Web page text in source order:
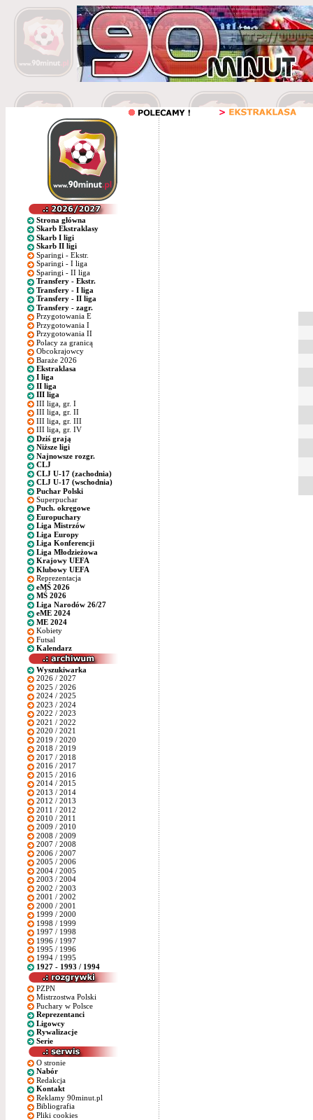
Strona główna
Skarb Ekstraklasy
Skarb I ligi
Skarb II ligi
Sparingi - Ekstr.
Sparingi - I liga
Sparingi - II liga
Transfery - Ekstr.
Transfery - I liga
Transfery - II liga
Transfery - zagr.
Przygotowania E
Przygotowania I
Przygotowania II
Polacy za granicą
Obcokrajowcy
Baraże 2026
Ekstraklasa
I liga
II liga
III liga
III liga, gr. I
III liga, gr. II
III liga, gr. III
III liga, gr. IV
Dziś grają
Niższe ligi
Najnowsze rozgr.
CLJ
CLJ U-17 (zachodnia)
CLJ U-17 (wschodnia)
Puchar Polski
Superpuchar
Puch. okręgowe
Europuchary
Liga Mistrzów
Liga Europy
Liga Konferencji
Liga Młodzieżowa
Krajowy UEFA
Klubowy UEFA
Reprezentacja
eMŚ 2026
MŚ 2026
Liga Narodów 26/27
eME 2024
ME 2024
Kobiety
Futsal
Kalendarz
Wyszukiwarka
2026 / 2027
2025 / 2026
2024 / 2025
2023 / 2024
2022 / 2023
2021 / 2022
2020 / 2021
2019 / 2020
2018 / 2019
2017 / 2018
2016 / 2017
2015 / 2016
2014 / 2015
2013 / 2014
2012 / 2013
2011 / 2012
2010 / 2011
2009 / 2010
2008 / 2009
2007 / 2008
2006 / 2007
2005 / 2006
2004 / 2005
2003 / 2004
2002 / 2003
2001 / 2002
2000 / 2001
1999 / 2000
1998 / 1999
1997 / 1998
1996 / 1997
1995 / 1996
1994 / 1995
1927 - 1993 / 1994
PZPN
Mistrzostwa Polski
Puchary w Polsce
Reprezentanci
Ligowcy
Rywalizacje
Serie
O stronie
Nabór
Redakcja
Kontakt
Reklamy 90minut.pl
Bibliografia
Pliki cookies